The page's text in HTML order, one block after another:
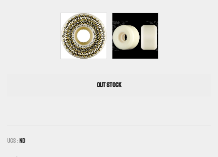
OUT STOCK
UGS : ND